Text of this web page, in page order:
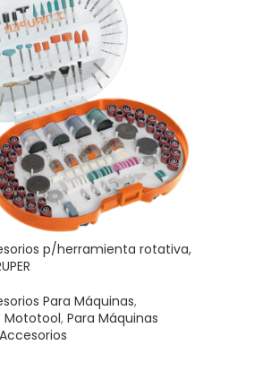
p/herramienta rotativa,
Para Máquinas,
Mototool, Para Máquinas
Accesorios